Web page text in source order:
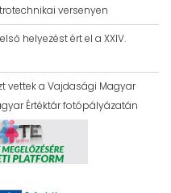
versenyen
helyezést ért el a XXIV.
vettek a Vajdasági Magyar
Értéktár fotópályázatán